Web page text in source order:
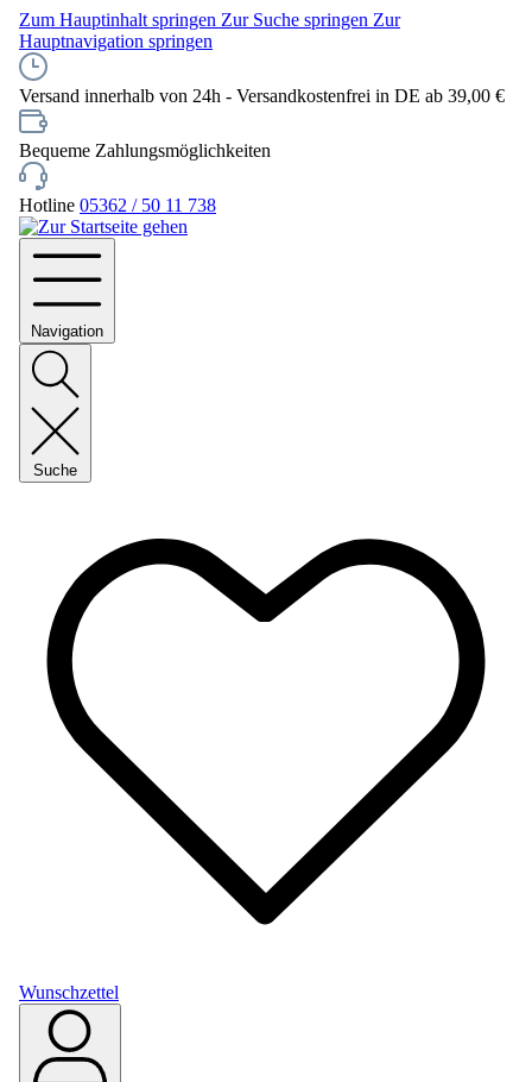
Zum Hauptinhalt springen Zur Suche springen Zur
Hauptnavigation springen
Versand innerhalb von 24h - Versandkostenfrei in DE ab 39,00 €
Bequeme Zahlungsmöglichkeiten
Hotline 05362 / 50 11 738
Navigation
Suche
Wunschzettel